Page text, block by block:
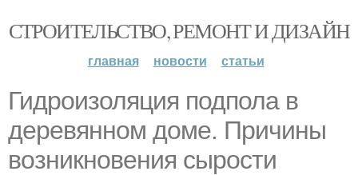
СТРОИТЕЛЬСТВО, РЕМОНТ И ДИЗАЙН
главная новости статьи
Гидроизоляция подпола в
деревянном доме. Причины
возникновения сырости